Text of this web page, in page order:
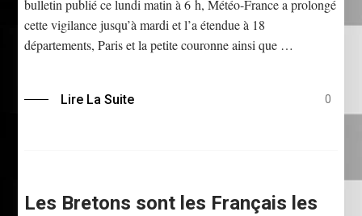
bulletin publié ce lundi matin à 6 h, Météo-France a prolongé
cette vigilance jusqu’à mardi et l’a étendue à 18
départements, Paris et la petite couronne ainsi que …
Lire La Suite 0
Les Bretons sont les Français les